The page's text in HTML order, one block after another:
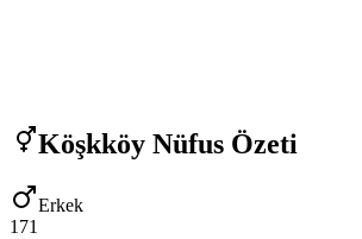
Köşkköy Nüfus Özeti
Erkek
171